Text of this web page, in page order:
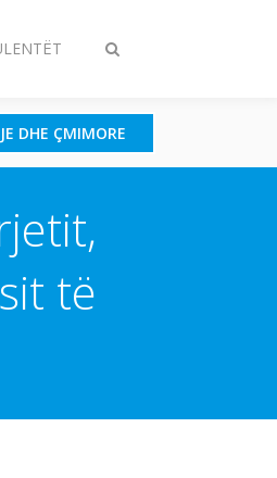
Ndrysho
DHE ÇMIMORE
të